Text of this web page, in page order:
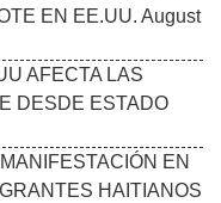
EN EE.UU. August
AFECTA LAS
DESDE ESTADO
EN
HAITIANOS